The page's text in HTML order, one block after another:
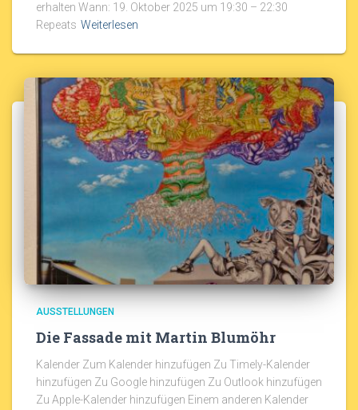
erhalten Wann: 19. Oktober 2025 um 19:30 – 22:30
Repeats Weiterlesen
AUSSTELLUNGEN
Die Fassade mit Martin Blumöhr
Kalender Zum Kalender hinzufügen Zu Timely-Kalender
hinzufügen Zu Google hinzufügen Zu Outlook hinzufügen
Zu Apple-Kalender hinzufügen Einem anderen Kalender